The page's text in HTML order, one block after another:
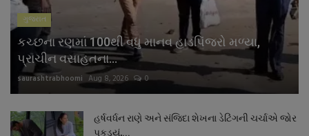
ગુજરાત
કચ્છના રણમાં 100થી વધુ માનવ હાડપિંજરો મળ્યા,
પ્રાચીન વસાહતના...
saurashtrabhoomi Aug 8, 2026 0
હર્ષવર્ધન રાણે અને સંજિદા શેખના ડેટિંગની ચર્ચાએ જોર
પકડ્યું,...